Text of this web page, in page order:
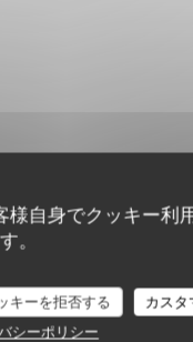
自身でクッキー利
す。
キーを拒否する
カスタ
シーポリシー